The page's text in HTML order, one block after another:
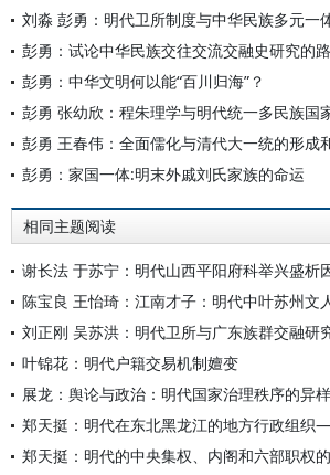
刘淼 彭勇：明代卫所制度与中华民族多元一
彭勇：试论中华民族交往交流交融史研究的
彭勇：中华文明何以能“百川归海”？
彭勇 张幼欣：程朱理学与明代统一多民族国
彭勇 王春伟：全面儒化与清代大一统的形成
彭勇：家国一体:明末外戚刘氏家族的命运
相同主题阅读
陈宝良 王怡琦：江南才子：明代中叶苏州文
刘正刚 吴苏洪：明代卫所与广东族群交融研
叶锦花：明代户籍交易机制嬗变
展龙：舆论与政治：明代国家治理秩序的异
郑天挺：明代在东北黑龙江的地方行政组织
郑天挺：明代的中央集权、内阁和六部职权